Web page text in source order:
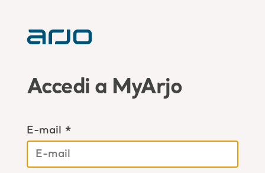
Accedi a MyArjo
E-mail *